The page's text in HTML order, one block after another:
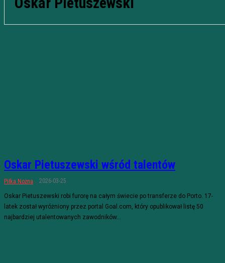
Oskar Pietuszewski wśród talentów
Piłka Nożna 2026-03-25
Oskar Pietuszewski robi furorę na całym świecie po transferze do Porto. 17-
latek został wyróżniony przez portal Goal.com, który opublikował listę 50
najbardziej utalentowanych zawodników...